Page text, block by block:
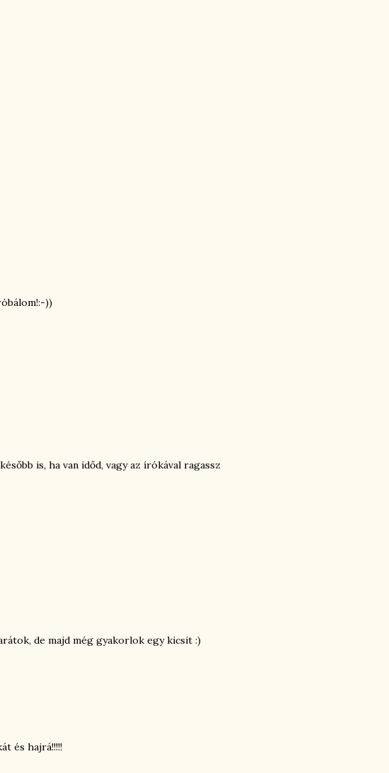
))
is, ha van időd, vagy az írókával ragassz
de majd még gyakorlok egy kicsit :)
és hajrá!!!!!